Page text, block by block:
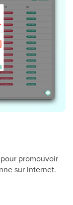
promouvoir
sur internet.